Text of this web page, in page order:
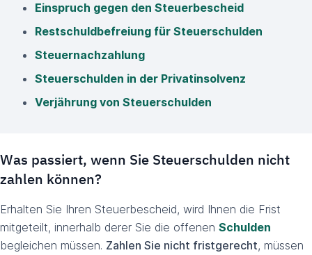
Einspruch gegen den Steuerbescheid
Restschuldbefreiung für Steuerschulden
Steuernachzahlung
Steuerschulden in der Privatinsolvenz
Verjährung von Steuerschulden
Was passiert, wenn Sie Steuerschulden nicht
zahlen können?
Erhalten Sie Ihren Steuerbescheid, wird Ihnen die Frist
mitgeteilt, innerhalb derer Sie die offenen Schulden
begleichen müssen. Zahlen Sie nicht fristgerecht, müssen